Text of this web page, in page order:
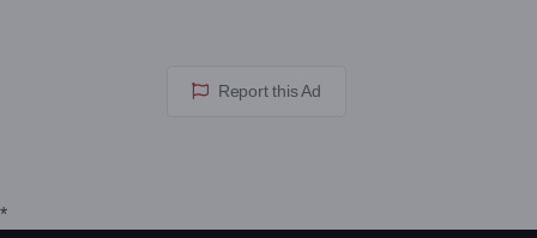
Report this Ad
*